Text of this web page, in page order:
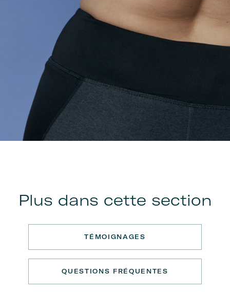
Plus dans cette section
TÉMOIGNAGES
QUESTIONS FRÉQUENTES